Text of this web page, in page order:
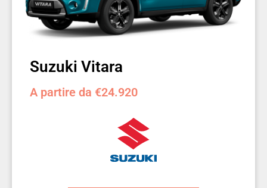
Suzuki Vitara
A partire da €24.920